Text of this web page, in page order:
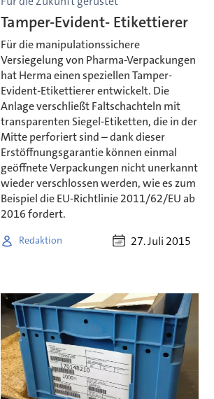
Tamper-Evident- Etikettierer
Für die manipulationssichere
Versiegelung von Pharma-Verpackungen
hat Herma einen speziellen Tamper-
Evident-Etikettierer entwickelt. Die
Anlage verschließt Faltschachteln mit
transparenten Siegel-Etiketten, die in der
Mitte perforiert sind – dank dieser
Erstöffnungsgarantie können einmal
geöffnete Verpackungen nicht unerkannt
wieder verschlossen werden, wie es zum
Beispiel die EU-Richtlinie 2011/62/EU ab
2016 fordert.
Redaktion 27. Juli 2015